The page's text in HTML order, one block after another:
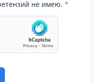
не имею. *